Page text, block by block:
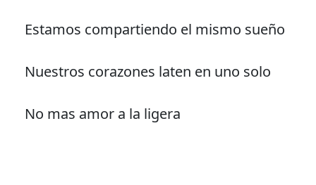
Estamos compartiendo el mismo sueño
Nuestros corazones laten en uno solo
No mas amor a la ligera